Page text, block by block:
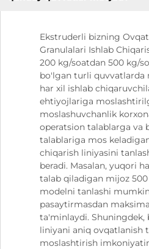
Ekstruderli bizning
Granulalari Ishlab
200 kg/soatdan 500 kg/
bo'lgan turli quvvatlarda
har xil ishlab
ehtiyojlariga
moslashuvchanlik
operatsion talablarga va
talablariga mos
chiqarish liniyasini
beradi. Masalan, yuqori
talab qiladigan mijoz
modelni tanlashi
pasaytirmasdan
ta'minlaydi. Shuningdek,
liniyani aniq ovqatlanish
moslashtirish